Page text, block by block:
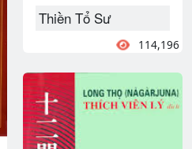
Thiền Tổ Sư
114,196